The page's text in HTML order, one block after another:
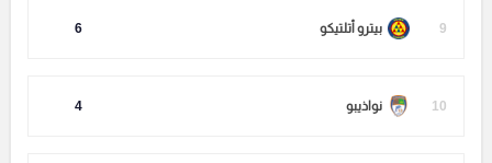
9 بيترو أتلتيكو 6
10 نواذيبو 4